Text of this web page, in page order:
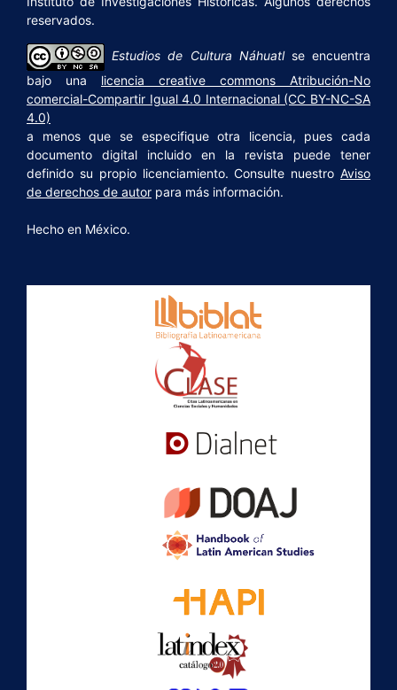
reservados.
Estudios de Cultura Náhuatlse encuentra
bajo una licencia creative commons Atribución-No
comercial-Compartir Igual 4.0 Internacional (CC BY-NC-SA
4.0)
a menos que se especifique otra licencia, pues cada
documento digital incluido en la revista puede tener
definido su propio licenciamiento. Consulte nuestro Aviso
de derechos de autor para más información.
Hecho en México.